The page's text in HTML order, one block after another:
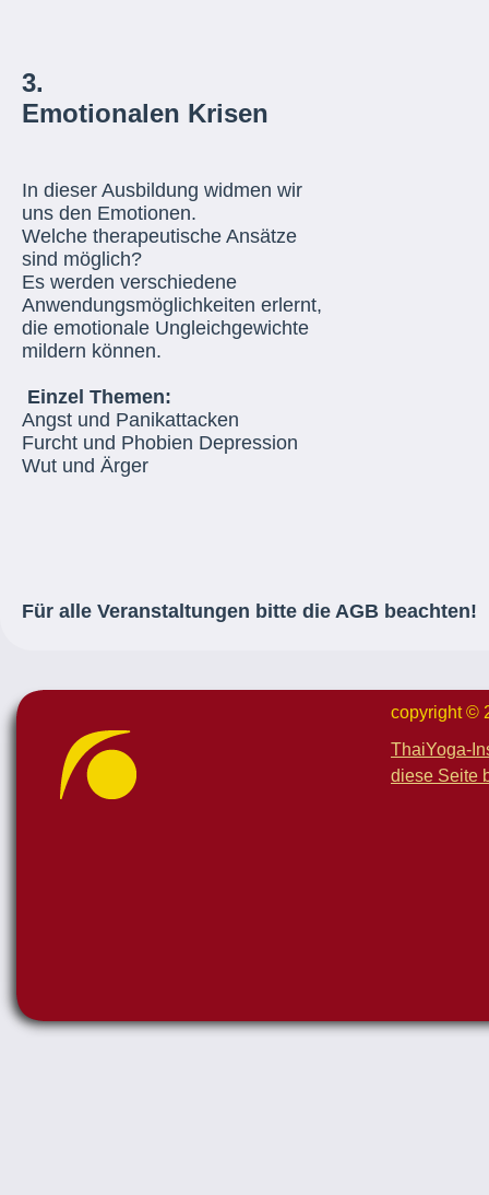
3.
Emotionalen Krisen
In dieser Ausbildung widmen wir
uns den Emotionen.
Welche therapeutische Ansätze
sind möglich?
Es werden verschiedene
Anwendungsmöglichkeiten erlernt,
die emotionale Ungleichgewichte
mildern können.
Einzel Themen:
Angst und Panikattacken
Furcht und Phobien Depression
Wut und Ärger
Für alle Veranstaltungen bitte die AGB beachten!
copyright ©
ThaiYoga-
diese Seite